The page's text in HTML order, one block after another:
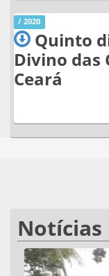
/ 2020
Quinto
Divino das
Ceará
Notícias